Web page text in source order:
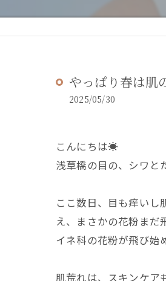
やっぱり春は肌
2025/05/30
こんにちは☀️
浅草橋の目の、シワと
ここ数日、目も痒いし
え、まさかの花粉まだ
イネ科の花粉が飛び始
肌荒れは、スキンケア